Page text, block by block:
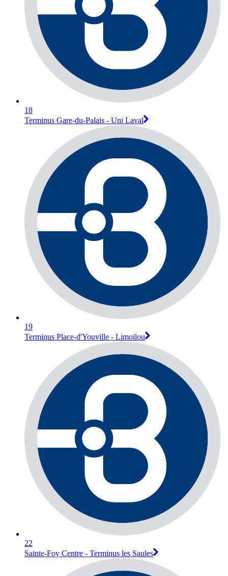
18
Terminus Gare-du-Palais - Uni Laval
19
Terminus Place-d'Youville - Limoilou
22
Sainte-Foy Centre - Terminus les Saules